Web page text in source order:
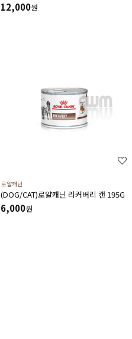
12,000원
로얄캐닌
(DOG/CAT)로얄캐닌 리커버리 캔 195G
6,000원